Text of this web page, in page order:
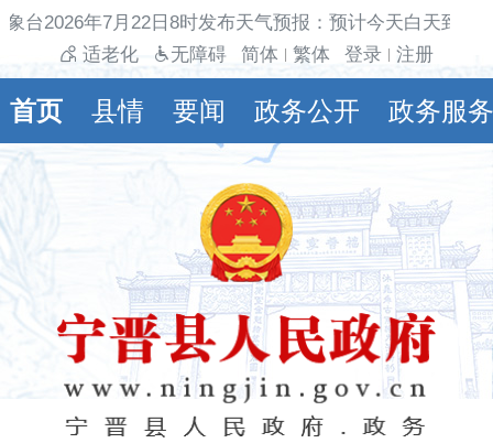
台2026年7月22日8时发布天气预报：预计今天白天到
适老化
无障碍 简体 繁体 登录 注册
首页 县情 要闻 政务公开 政务服务